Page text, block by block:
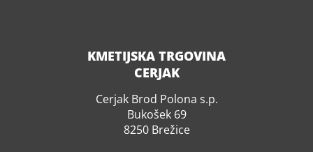
KMETIJSKA TRGOVINA
CERJAK
Cerjak Brod Polona s.p.
Bukošek 69
8250 Brežice